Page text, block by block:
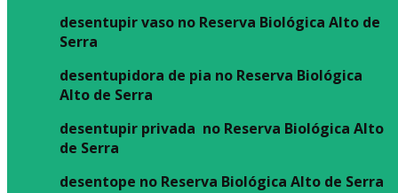
desentupir vaso no Reserva Biológica Alto de
Serra
desentupidora de pia no Reserva Biológica
Alto de Serra
desentupir privada no Reserva Biológica Alto
de Serra
desentope no Reserva Biológica Alto de Serra